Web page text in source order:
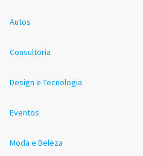
Autos
Consultoria
Design e Tecnologia
Eventos
Moda e Beleza